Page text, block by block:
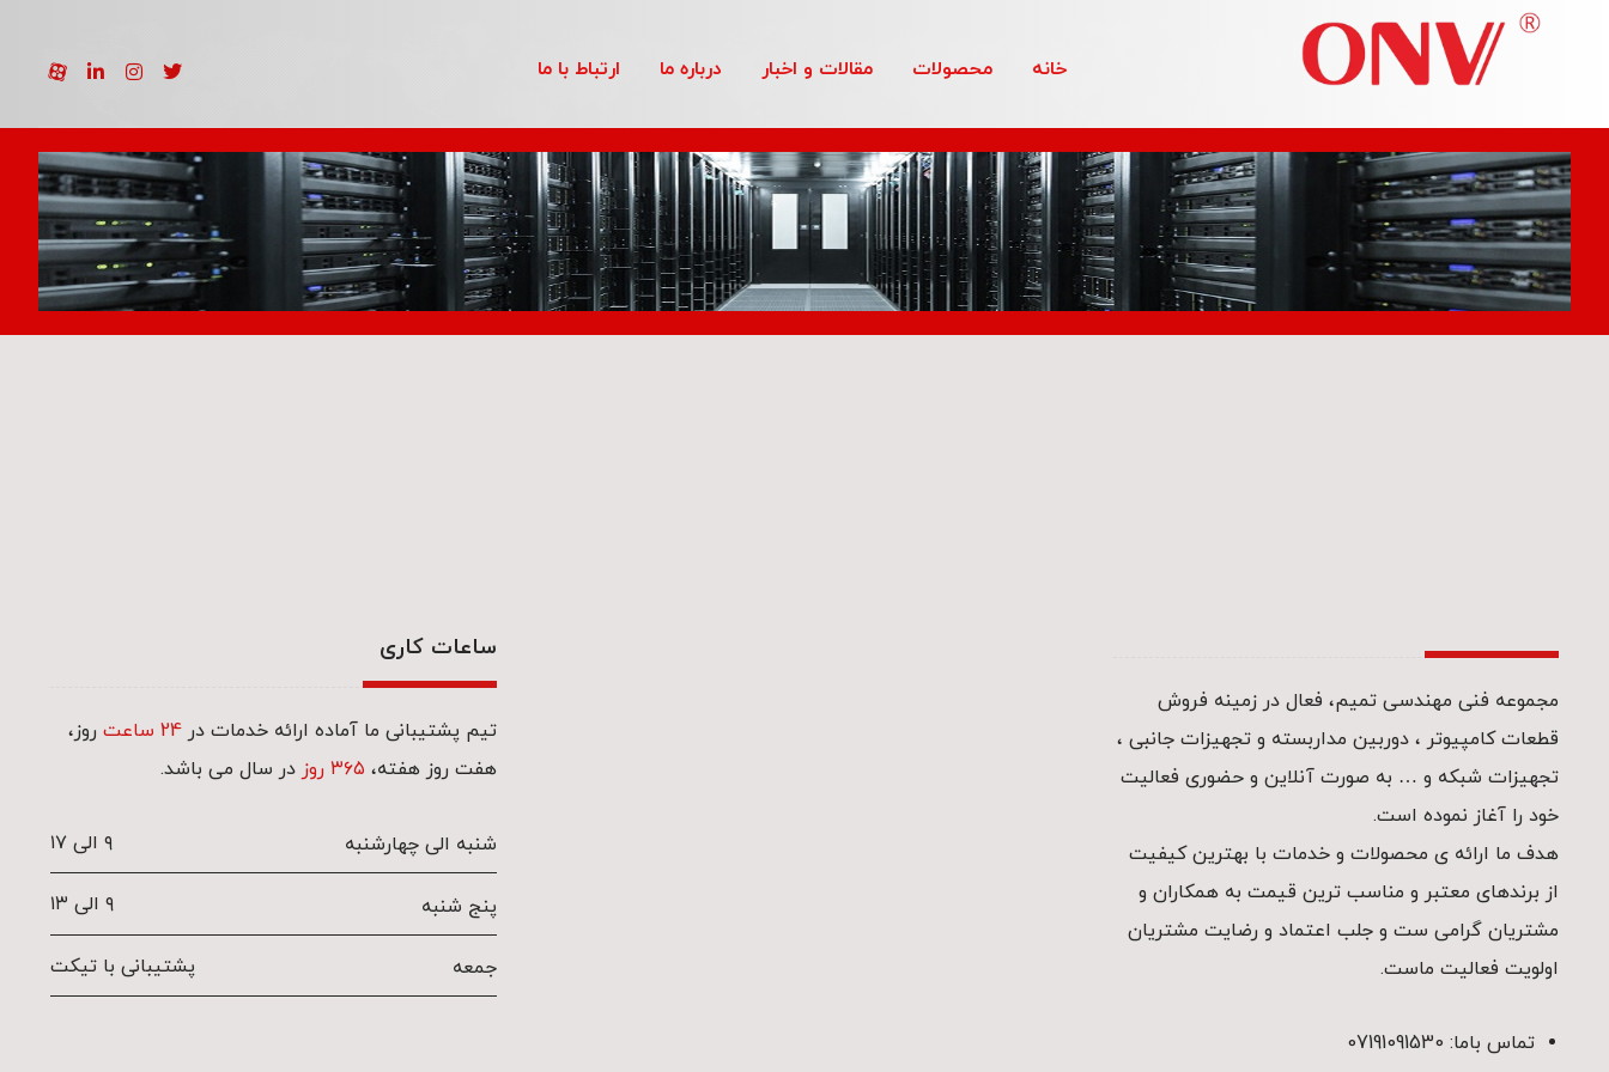
خانه محصولات مقالات و اخبار درباره ما ارتباط با ما
دیزاین نمونه کارها دیزاین
مجموعه فنی مهندسی تمیم، فعال در زمینه فروش
قطعات کامپیوتر ، دوربین مداربسته و تجهیزات جانبی ،
تجهیزات شبکه و … به صورت آنلاین و حضوری فعالیت
خود را آغاز نموده است.
هدف ما ارائه ی محصولات و خدمات با بهترین کیفیت
از برندهای معتبر و مناسب ترین قیمت به همکاران و
مشتریان گرامی ست و جلب اعتماد و رضایت مشتریان
اولویت فعالیت ماست.
تماس باما: 07191091530
ساعات کاری
تیم پشتیبانی ما آماده ارائه خدمات در24 ساعت
روز،
هفت روز هفته، ۳۶۵ روز در سال می باشد.
شنبه الی چهارشنبه ۹ الی ۱۷
پنج شنبه ۹ الی ۱۳
جمعه پشتیبانی با تیکت